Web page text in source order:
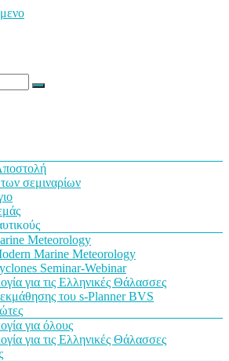
σεμιναρίων
Meteorology
Marine Meteorology
Seminar-Webinar
για τις Ελληνικές Θάλασσες
εκμάθησης του s-Planner BVS
για όλους
για τις Ελληνικές Θάλασσες